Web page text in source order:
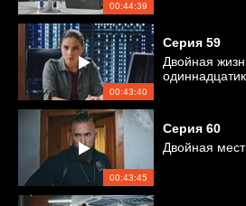
00:44:39
00:43:40
Серия 59
Двойная
00:43:45
Серия 60
Двойная